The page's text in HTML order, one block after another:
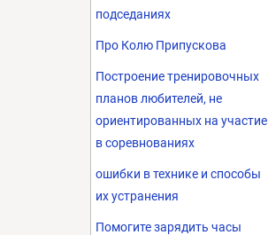
подседаниях
Про Колю Припускова
Построение тренировочных
планов любителей, не
ориентированных на участие
в соревнованиях
ошибки в технике и способы
их устранения
Помогите зарядить часы